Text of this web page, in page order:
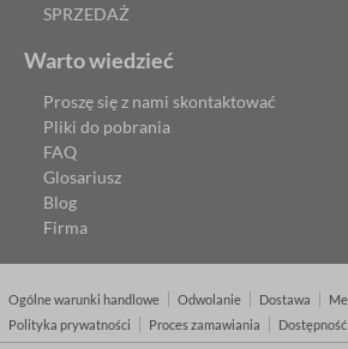
SPRZEDAŻ
Warto wiedzieć
Proszę się z nami skontaktować
Pliki do pobrania
FAQ
Glosariusz
Blog
Firma
Ogólne warunki handlowe Odwolanie Dostawa
Polityka prywatności
Proces zamawiania Dostępność